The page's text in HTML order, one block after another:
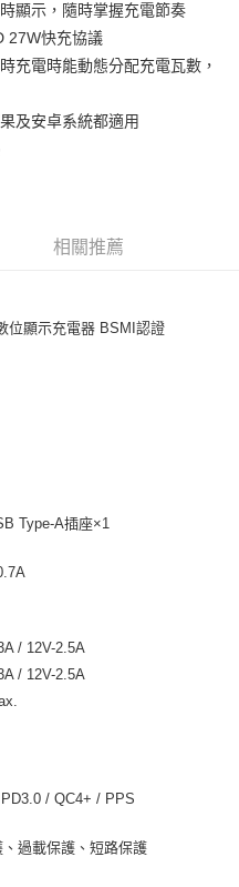
費
費
顯示，隨時掌握充電節奏
27W快充協議
充電時能動態分配充電瓦數，
及安卓系統都適用
相關推薦
位顯示充電器 BSMI認證
Type-A插座×1
/ 12V-2.5A
/ 12V-2.5A
/ QC4+ / PPS
過載保護、短路保護